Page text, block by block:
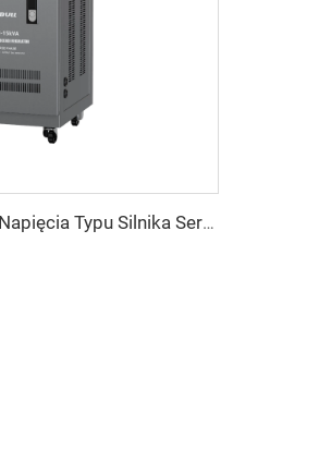
Trójfazowy Regulator Napięcia Typu Silnika Serwo TNS-U Seria